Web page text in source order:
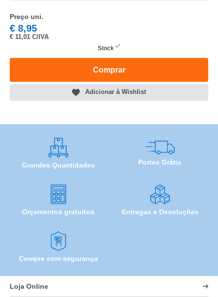
Preço uni.
€ 8,95
€ 11,01 C/IVA
Stock
Comprar
Adicionar à Wishlist
Grandes Quantidades Portes Grátis
Orçamentos gratuitos Entregas e Devoluções
Compre com segurança
Loja Online
REF
EAN
NOME